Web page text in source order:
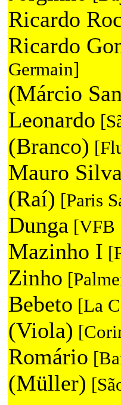
Ricardo
Ricardo
Germain]
(Márcio
Leonardo
(Branco)
Mauro Silva
(Raí) [Paris
Dunga [VFB
Mazinho I
Zinho
Bebeto [La
(Viola)
Romário
(Müller)